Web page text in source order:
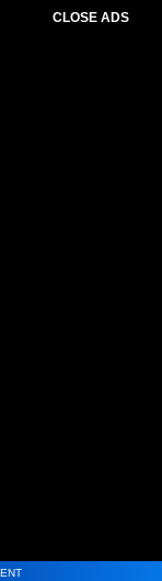
CLOSE ADS